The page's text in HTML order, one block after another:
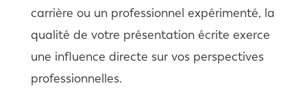
carrière ou un professionnel expérimenté, la
qualité de votre présentation écrite exerce
une influence directe sur vos perspectives
professionnelles.